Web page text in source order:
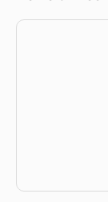
Comentário